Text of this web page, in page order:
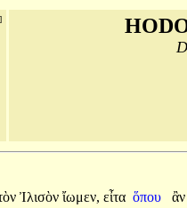
]
Ἰλισὸν ἴωμεν, εἶτα ὅπου